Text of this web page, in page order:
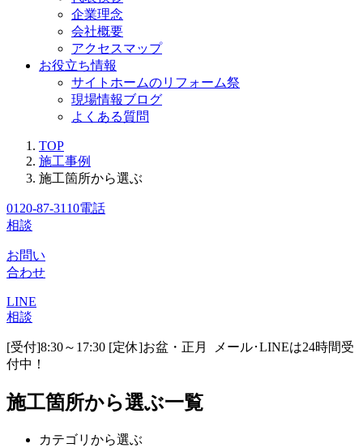
企業理念
会社概要
アクセスマップ
お役立ち情報
サイトホームのリフォーム祭
現場情報ブログ
よくある質問
TOP
施工事例
施工箇所から選ぶ
0120-87-3110電話
相談
お問い
合わせ
LINE
相談
[受付]8:30～17:30 [定休]お盆・正月
メール･LINEは24時間受
付中！
施工箇所から選ぶ一覧
カテゴリから選ぶ